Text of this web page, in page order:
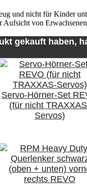
und nicht für Kinder
Aufsicht von
gekauft haben,
Servo-Hörner-Set
(für nicht
Servos)